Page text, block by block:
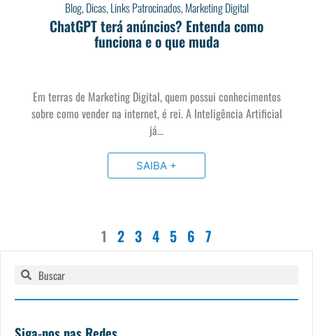
Blog,Dicas,Links Patrocinados,Marketing Digital
ChatGPT terá anúncios? Entenda como
funciona e o que muda
Em terras de Marketing Digital, quem possui conhecimentos
sobre como vender na internet, é rei. A Inteligência Artificial
já…
SAIBA +
1 2 3 4 5 6 7
Pesquisar
Pesquisar